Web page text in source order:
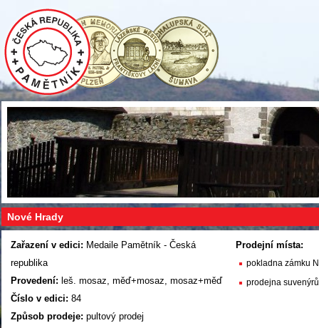
Nové Hrady
Zařazení v edici: Medaile Pamětník - Česká
republika
Provedení: leš. mosaz, měď+mosaz, mosaz+měď
Číslo v edici: 84
Způsob prodeje: pultový prodej
Prodejní místa:
pokladna zámku
prodejna